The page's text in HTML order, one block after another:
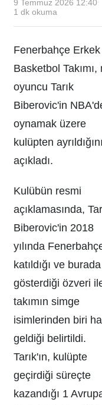
9 Temmuz 2026 12:40 ·
1 dk okuma
Fenerbahçe Erkek
Basketbol Takımı,
oyuncu Tarık
Biberovic'in
oynamak üzere
kulüpten ayrıldığını
açıkladı.
Kulübün resmi
açıklamasında,
Biberovic'in 2018
yılında
katıldığı ve burada
gösterdiği özveri
takımın simge
isimlerinden biri
geldiği belirtildi.
Tarık'ın, kulüpte
geçirdiği süreçte
kazandığı 1